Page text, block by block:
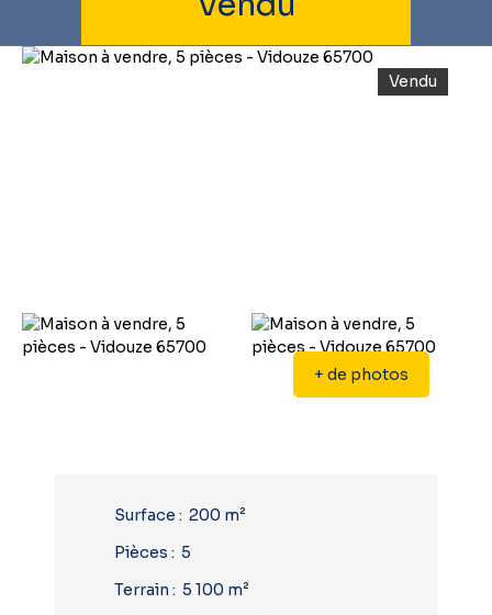
Vendu
+ de photos
Surface : 200 m²
Pièces : 5
Terrain : 5 100 m²